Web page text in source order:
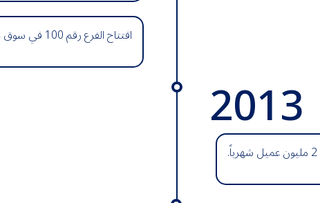
افتتاح الفرع رقم 100 في سوق مدينة جميرا في دبي.
2013